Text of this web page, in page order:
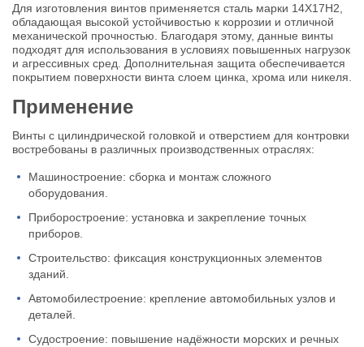
Для изготовления винтов применяется сталь марки 14Х17Н2,
обладающая высокой устойчивостью к коррозии и отличной
механической прочностью. Благодаря этому, данные винты
подходят для использования в условиях повышенных нагрузок
и агрессивных сред. Дополнительная защита обеспечивается
покрытием поверхности винта слоем цинка, хрома или никеля.
Применение
Винты с цилиндрической головкой и отверстием для контровки
востребованы в различных производственных отраслях:
Машиностроение: сборка и монтаж сложного
оборудования.
Приборостроение: установка и закрепление точных
приборов.
Строительство: фиксация конструкционных элементов
зданий.
Автомобилестроение: крепление автомобильных узлов и
деталей.
Судостроение: повышение надёжности морских и речных